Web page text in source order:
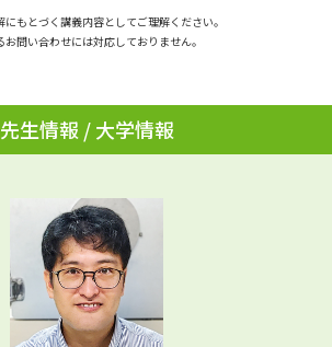
大学進学IDについて
受付内容・発送状況の確認
テレメール進学カタログ
訂正のご案内
もとづく講義内容としてご理解ください。
問い合わせには対応しておりません。
先生情報 / 大学情報